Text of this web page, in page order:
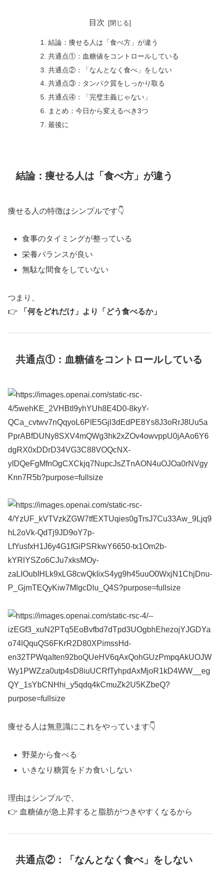
目次
結論：痩せる人は「食べ方」が違う
共通点①：血糖値をコントロールしている
共通点②：「なんとなく食べ」をしない
共通点③：タンパク質をしっかり取る
共通点④：「完璧主義じゃない」
まとめ：今日から変えるべき3つ
最後に
結論：痩せる人は「食べ方」が違う
痩せる人の特徴はシンプルです👇
食事のタイミングが整っている
栄養バランスが良い
無駄な間食をしていない
つまり、
👉
「何をどれだけ」より「どう食べるか」
共通点①：血糖値をコントロールしている
痩せる人は無意識にこれをやっています👇
野菜から食べる
いきなり糖質をドカ食いしない
理由はシンプルで、
👉 血糖値が急上昇すると脂肪がつきやすくなるから
共通点②：「なんとなく食べ」をしない